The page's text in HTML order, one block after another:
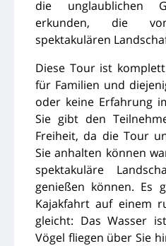
die unglaublichen
erkunden, die
spektakulären
Diese Tour ist
für Familien und
oder keine Erfahrung
Sie gibt den
Freiheit, da die Tour
Sie anhalten können
spektakuläre
genießen können. Es
Kajakfahrt auf einem
gleicht: Das Wasser
Vögel fliegen über Sie